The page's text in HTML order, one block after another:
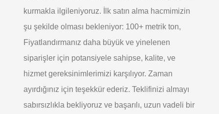
kurmakla ilgileniyoruz. İlk satın alma hacmimizin
şu şekilde olması bekleniyor: 100+ metrik ton,
Fiyatlandırmanız daha büyük ve yinelenen
siparişler için potansiyele sahipse, kalite, ve
hizmet gereksinimlerimizi karşılıyor. Zaman
ayırdığınız için teşekkür ederiz. Teklifinizi almayı
sabırsızlıkla bekliyoruz ve başarılı, uzun vadeli bir